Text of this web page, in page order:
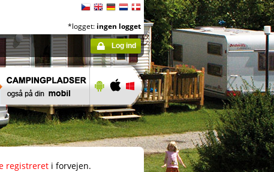
*logget: ingen logget
Log ind
registreret i forvejen.